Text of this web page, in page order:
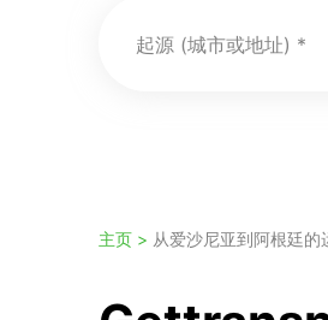
起源 (城市或地址)
主页 > 从爱沙尼亚到阿根廷的